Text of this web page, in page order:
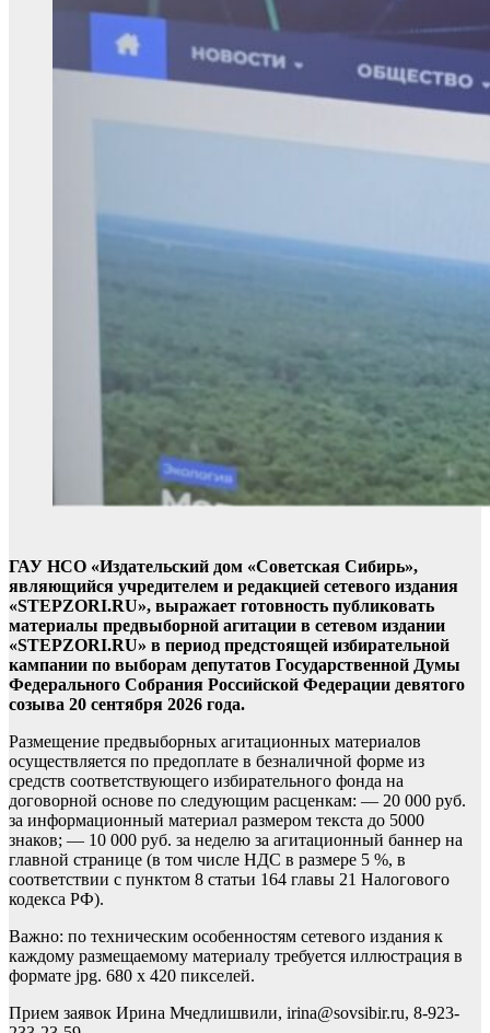
ГАУ НСО «Издательский дом «Советская Сибирь»,
являющийся учредителем и редакцией сетевого издания
«STEPZORI.RU», выражает готовность публиковать
материалы предвыборной агитации в сетевом издании
«STEPZORI.RU» в период предстоящей избирательной
кампании по выборам депутатов Государственной Думы
Федерального Собрания Российской Федерации девятого
созыва 20 сентября 2026 года.
Размещение предвыборных агитационных материалов
осуществляется по предоплате в безналичной форме из
средств соответствующего избирательного фонда на
договорной основе по следующим расценкам: — 20 000 руб.
за информационный материал размером текста до 5000
знаков; — 10 000 руб. за неделю за агитационный баннер на
главной странице (в том числе НДС в размере 5 %, в
соответствии с пунктом 8 статьи 164 главы 21 Налогового
кодекса РФ).
Важно: по техническим особенностям сетевого издания к
каждому размещаемому материалу требуется иллюстрация в
формате jpg. 680 х 420 пикселей.
Прием заявок Ирина Мчедлишвили, irina@sovsibir.ru, 8-923-